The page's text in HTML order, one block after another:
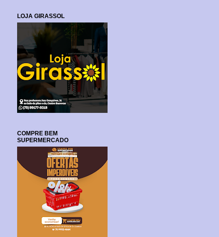
LOJA GIRASSOL
COMPRE BEM
SUPERMERCADO